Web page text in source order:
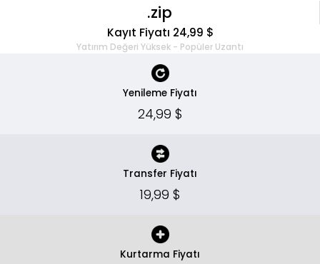
.zip
Kayıt Fiyatı 24,99 $
Yatırım Değeri Yüksek - Popüler Uzantı
Yenileme Fiyatı
24,99 $
Transfer Fiyatı
19,99 $
Kurtarma Fiyatı